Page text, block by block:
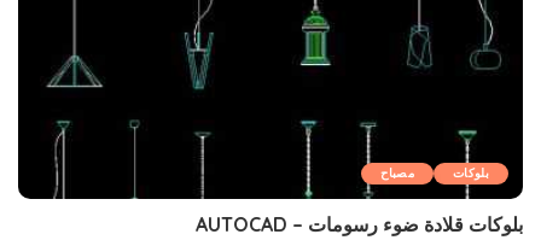
بلوکات مصباح
بلوکات قلادة ضوء رسومات – AUTOCAD